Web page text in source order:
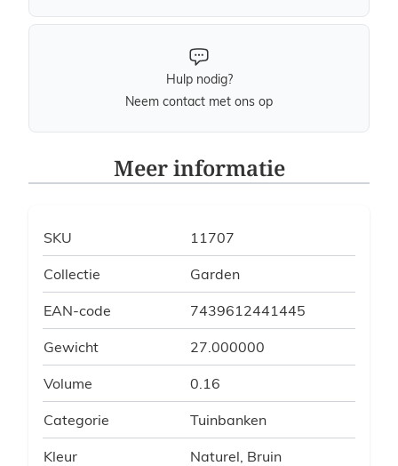
Hulp nodig?
Neem contact met ons op
Meer informatie
SKU 11707
Collectie Garden
EAN-code 7439612441445
Gewicht 27.000000
Volume 0.16
Categorie Tuinbanken
Kleur Naturel, Bruin